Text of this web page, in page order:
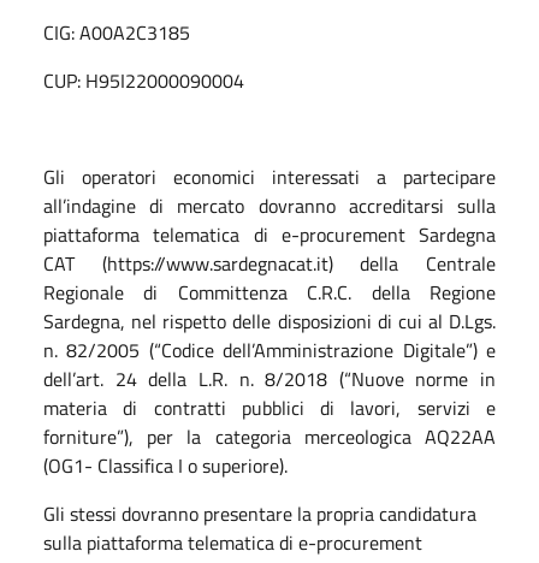
CIG: A00A2C3185
CUP: H95I22000090004
Gli operatori economici interessati a partecipare
all’indagine di mercato dovranno accreditarsi sulla
piattaforma telematica di e-procurement Sardegna
CAT (https://www.sardegnacat.it) della Centrale
Regionale di Committenza C.R.C. della Regione
Sardegna, nel rispetto delle disposizioni di cui al D.Lgs.
n. 82/2005 (“Codice dell’Amministrazione Digitale”) e
dell’art. 24 della L.R. n. 8/2018 (“Nuove norme in
materia di contratti pubblici di lavori, servizi e
forniture”), per la categoria merceologica AQ22AA
(OG1- Classifica I o superiore).
Gli stessi dovranno presentare la propria candidatura
sulla piattaforma telematica di e-procurement